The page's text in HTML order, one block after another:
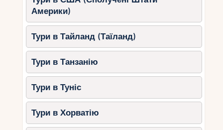
Температура води: +19…+22°C
Купатися можна, але вода стає
прохолоднішою.
Листопад
Температура води: +14…+18°C
Купання вже не комфортне.
Висновок:Для пляжного відпочинку Чорне
море підходить лише у вересні. У жовтні вода
Америки)
Тури в Тайланд (Таїланд)
Тури в Танзанію
Тури в Туніс
Тури в Хорватію